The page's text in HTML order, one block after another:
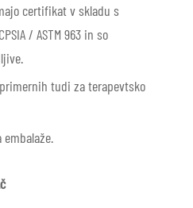
certifikat v skladu s
/ ASTM 963 in so
tudi za terapevtsko
embalaže.